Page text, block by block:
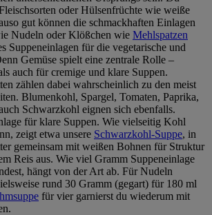
oder Hülsenfrüchte wie weiße
gut können die schmackhaften Einlagen
Nudeln oder Klößchen wie Mehlspatzen
Suppeneinlagen für die vegetarische und
Gemüse spielt eine zentrale Rolle –
auch für cremige und klare Suppen.
zählen dabei wahrscheinlich zu den meist
Blumenkohl, Spargel, Tomaten, Paprika,
Schwarzkohl eignen sich ebenfalls.
für klare Suppen. Wie vielseitig Kohl
zeigt etwa unsere Schwarzkohl-Suppe, in
gemeinsam mit weißen Bohnen für Struktur
Reis aus. Wie viel Gramm Suppeneinlage
hängt von der Art ab. Für Nudeln
rund 30 Gramm (gegart) für 180 ml
für vier garnierst du wiederum mit